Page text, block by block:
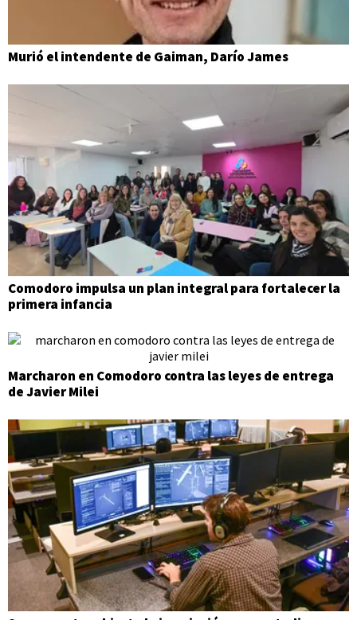
Murió el intendente de Gaiman, Darío James
Comodoro impulsa un plan integral para fortalecer la
primera infancia
Marcharon en Comodoro contra las leyes de entrega
de Javier Milei